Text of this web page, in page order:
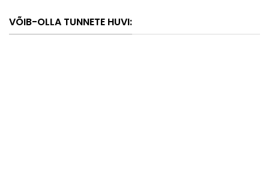
VÕIB-OLLA TUNNETE HUVI: